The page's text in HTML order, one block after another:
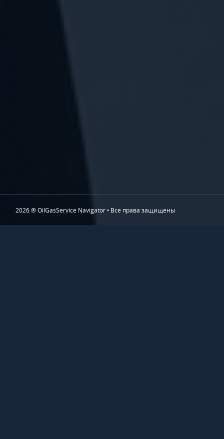
2026 ® OilGasService Navigator • Все права защищены